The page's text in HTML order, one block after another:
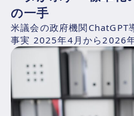
の一手
米議会の政府機関ChatGPT
事実 2025年4月から2026
出したAI関連費用を、